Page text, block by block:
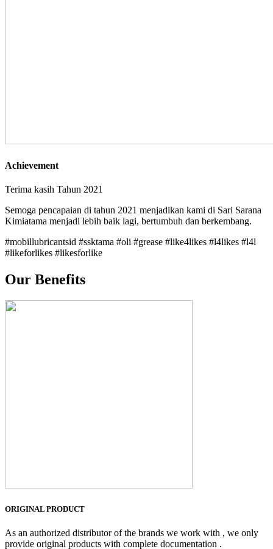
Achievement
Terima kasih Tahun 2021
Semoga pencapaian di tahun 2021 menjadikan kami di Sari Sarana
Kimiatama menjadi lebih baik lagi, bertumbuh dan berkembang.
#mobillubricantsid #ssktama #oli #grease #like4likes #l4likes #l4l
#likeforlikes #likesforlike
Our Benefits
ORIGINAL PRODUCT
As an authorized distributor of the brands we work with , we only
provide original products with complete documentation .